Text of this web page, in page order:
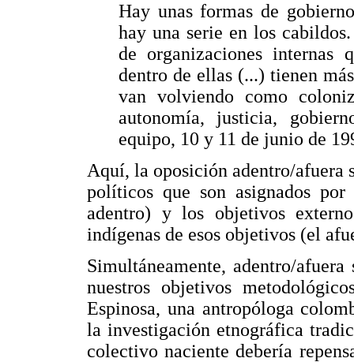
Hay unas formas de
hay una serie en los
de organizaciones internas
dentro de ellas (...) tienen
van volviendo como
autonomía, justicia,
equipo, 10 y 11 de junio de
Aquí, la oposición adentro/afuera
políticos que son asignados
adentro) y los objetivos
indígenas de esos objetivos (el
Simultáneamente, adentro/
nuestros objetivos
Espinosa, una antropóloga
la investigación etnográfica
colectivo naciente debería